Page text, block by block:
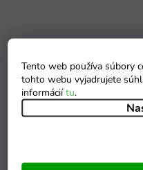
Tento web používa súbory
tohto webu vyjadrujete
informáciítu.